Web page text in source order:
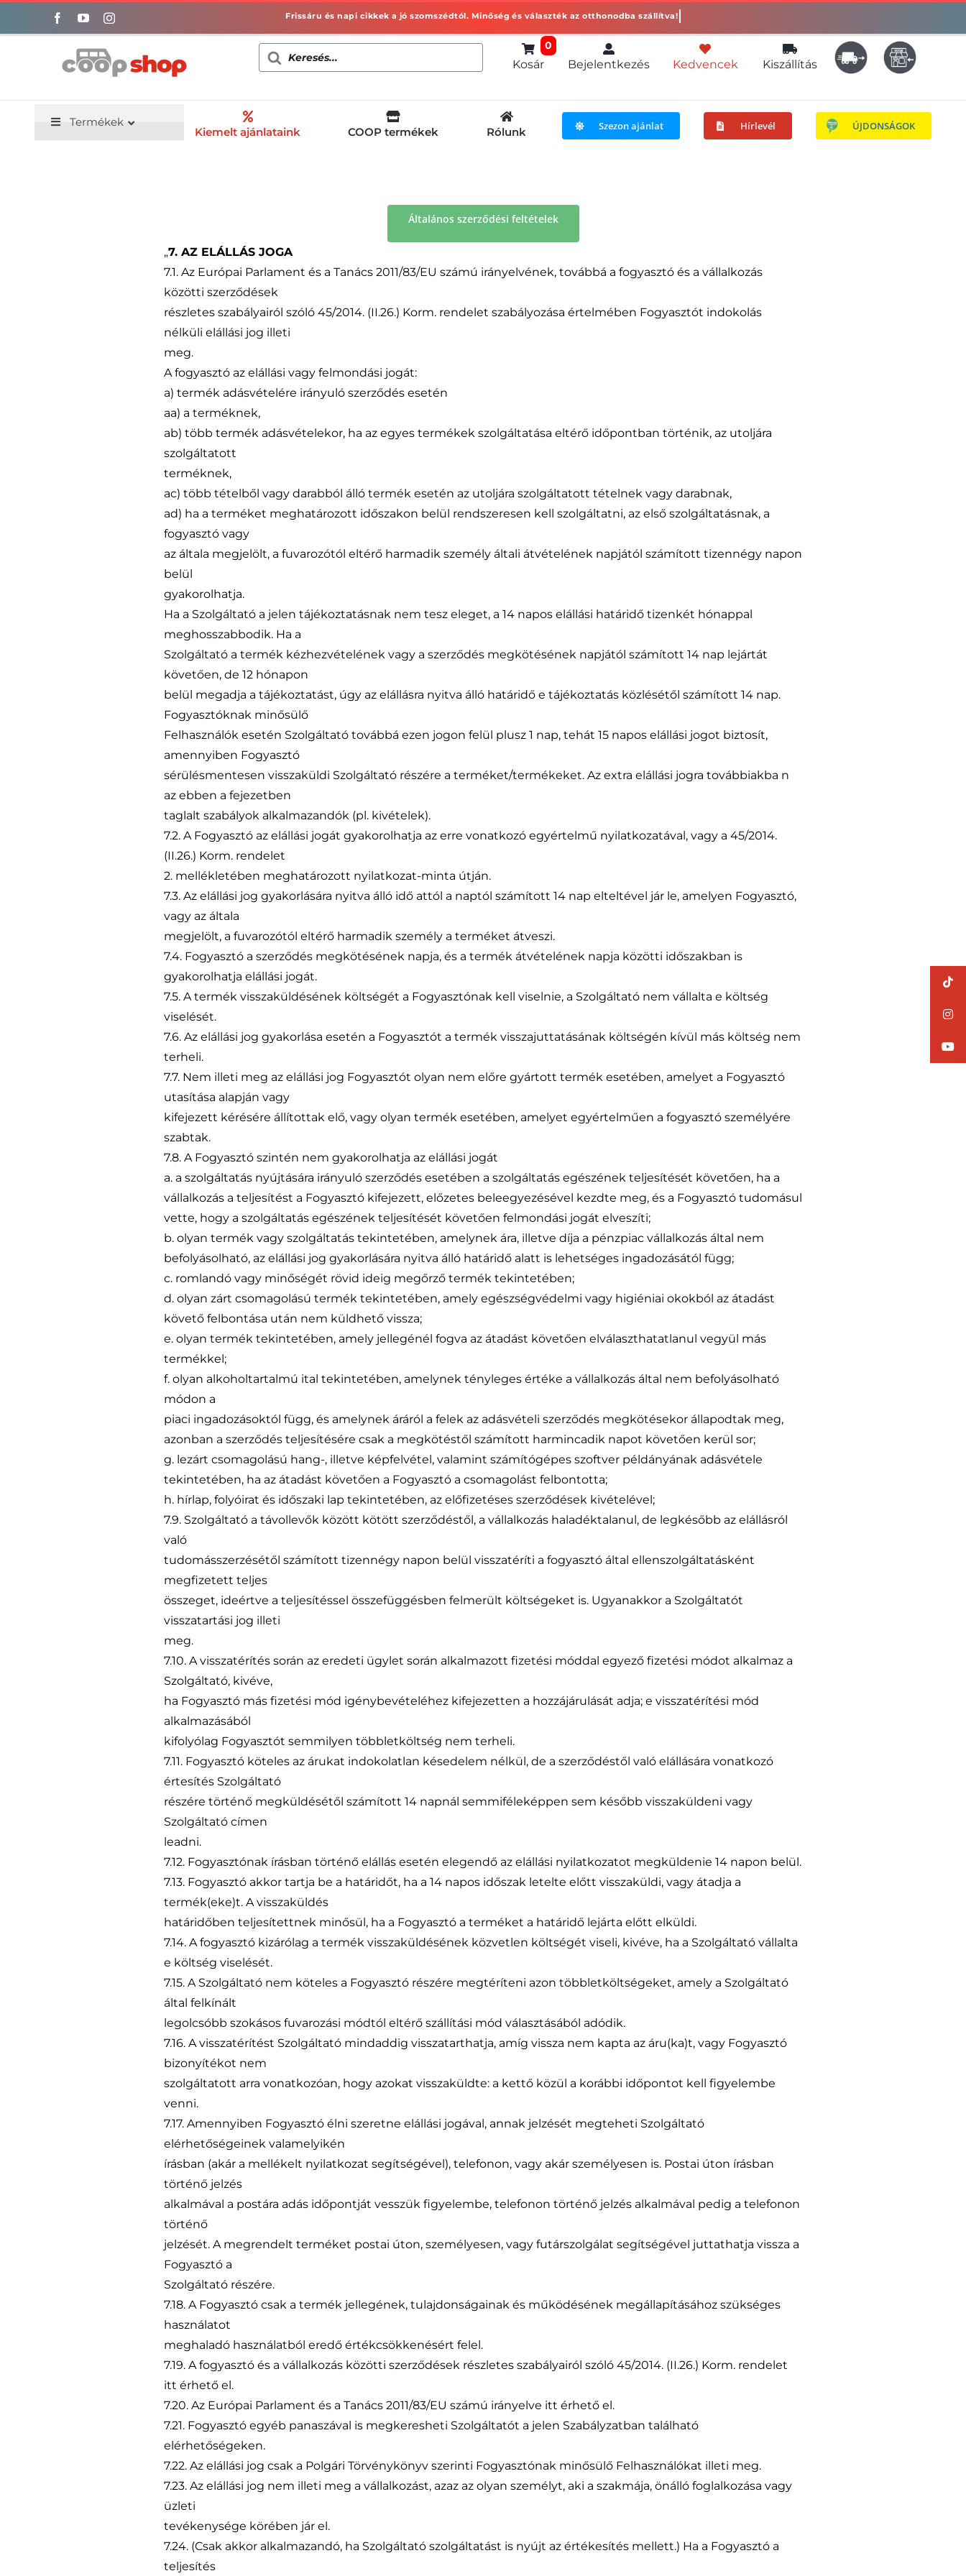
Products
search
Kosár
0
Bejelentkezés Kedvencek Kiszállítás
Termékek
Kiemelt ajánlataink COOP termékek Rólunk Szezon ajánlat Hírlevél ÚJDONSÁGOK
Általános szerződési feltételek
„7. AZ ELÁLLÁS JOGA
7.1. Az Európai Parlament és a Tanács 2011/83/EU számú irányelvének, továbbá a fogyasztó és a vállalkozás
közötti szerződések
részletes szabályairól szóló 45/2014. (II.26.) Korm. rendelet szabályozása értelmében Fogyasztót indokolás
nélküli elállási jog illeti
meg.
A fogyasztó az elállási vagy felmondási jogát:
a) termék adásvételére irányuló szerződés esetén
aa) a terméknek,
ab) több termék adásvételekor, ha az egyes termékek szolgáltatása eltérő időpontban történik, az utoljára
szolgáltatott
terméknek,
ac) több tételből vagy darabból álló termék esetén az utoljára szolgáltatott tételnek vagy darabnak,
ad) ha a terméket meghatározott időszakon belül rendszeresen kell szolgáltatni, az első szolgáltatásnak, a
fogyasztó vagy
az általa megjelölt, a fuvarozótól eltérő harmadik személy általi átvételének napjától számított tizennégy napon
belül
gyakorolhatja.
Ha a Szolgáltató a jelen tájékoztatásnak nem tesz eleget, a 14 napos elállási határidő tizenkét hónappal
meghosszabbodik. Ha a
Szolgáltató a termék kézhezvételének vagy a szerződés megkötésének napjától számított 14 nap lejártát
követően, de 12 hónapon
belül megadja a tájékoztatást, úgy az elállásra nyitva álló határidő e tájékoztatás közlésétől számított 14 nap.
Fogyasztóknak minősülő
Felhasználók esetén Szolgáltató továbbá ezen jogon felül plusz 1 nap, tehát 15 napos elállási jogot biztosít,
amennyiben Fogyasztó
sérülésmentesen visszaküldi Szolgáltató részére a terméket/termékeket. Az extra elállási jogra továbbiakba n
az ebben a fejezetben
taglalt szabályok alkalmazandók (pl. kivételek).
7.2. A Fogyasztó az elállási jogát gyakorolhatja az erre vonatkozó egyértelmű nyilatkozatával, vagy a 45/2014.
(II.26.) Korm. rendelet
2. mellékletében meghatározott nyilatkozat-minta útján.
7.3. Az elállási jog gyakorlására nyitva álló idő attól a naptól számított 14 nap elteltével jár le, amelyen Fogyasztó,
vagy az általa
megjelölt, a fuvarozótól eltérő harmadik személy a terméket átveszi.
7.4. Fogyasztó a szerződés megkötésének napja, és a termék átvételének napja közötti időszakban is
gyakorolhatja elállási jogát.
7.5. A termék visszaküldésének költségét a Fogyasztónak kell viselnie, a Szolgáltató nem vállalta e költség
viselését.
7.6. Az elállási jog gyakorlása esetén a Fogyasztót a termék visszajuttatásának költségén kívül más költség nem
terheli.
7.7. Nem illeti meg az elállási jog Fogyasztót olyan nem előre gyártott termék esetében, amelyet a Fogyasztó
utasítása alapján vagy
kifejezett kérésére állítottak elő, vagy olyan termék esetében, amelyet egyértelműen a fogyasztó személyére
szabtak.
7.8. A Fogyasztó szintén nem gyakorolhatja az elállási jogát
a. a szolgáltatás nyújtására irányuló szerződés esetében a szolgáltatás egészének teljesítését követően, ha a
vállalkozás a teljesítést a Fogyasztó kifejezett, előzetes beleegyezésével kezdte meg, és a Fogyasztó tudomásul
vette, hogy a szolgáltatás egészének teljesítését követően felmondási jogát elveszíti;
b. olyan termék vagy szolgáltatás tekintetében, amelynek ára, illetve díja a pénzpiac vállalkozás által nem
befolyásolható, az elállási jog gyakorlására nyitva álló határidő alatt is lehetséges ingadozásától függ;
c. romlandó vagy minőségét rövid ideig megőrző termék tekintetében;
d. olyan zárt csomagolású termék tekintetében, amely egészségvédelmi vagy higiéniai okokból az átadást
követő felbontása után nem küldhető vissza;
e. olyan termék tekintetében, amely jellegénél fogva az átadást követően elválaszthatatlanul vegyül más
termékkel;
f. olyan alkoholtartalmú ital tekintetében, amelynek tényleges értéke a vállalkozás által nem befolyásolható
módon a
piaci ingadozásoktól függ, és amelynek áráról a felek az adásvételi szerződés megkötésekor állapodtak meg,
azonban a szerződés teljesítésére csak a megkötéstől számított harmincadik napot követően kerül sor;
g. lezárt csomagolású hang-, illetve képfelvétel, valamint számítógépes szoftver példányának adásvétele
tekintetében, ha az átadást követően a Fogyasztó a csomagolást felbontotta;
h. hírlap, folyóirat és időszaki lap tekintetében, az előfizetéses szerződések kivételével;
7.9. Szolgáltató a távollevők között kötött szerződéstől, a vállalkozás haladéktalanul, de legkésőbb az elállásról
való
tudomásszerzésétől számított tizennégy napon belül visszatéríti a fogyasztó által ellenszolgáltatásként
megfizetett teljes
összeget, ideértve a teljesítéssel összefüggésben felmerült költségeket is. Ugyanakkor a Szolgáltatót
visszatartási jog illeti
meg.
7.10. A visszatérítés során az eredeti ügylet során alkalmazott fizetési móddal egyező fizetési módot alkalmaz a
Szolgáltató, kivéve,
ha Fogyasztó más fizetési mód igénybevételéhez kifejezetten a hozzájárulását adja; e visszatérítési mód
alkalmazásából
kifolyólag Fogyasztót semmilyen többletköltség nem terheli.
7.11. Fogyasztó köteles az árukat indokolatlan késedelem nélkül, de a szerződéstől való elállására vonatkozó
értesítés Szolgáltató
részére történő megküldésétől számított 14 napnál semmiféleképpen sem később visszaküldeni vagy
Szolgáltató címen
leadni.
7.12. Fogyasztónak írásban történő elállás esetén elegendő az elállási nyilatkozatot megküldenie 14 napon belül.
7.13. Fogyasztó akkor tartja be a határidőt, ha a 14 napos időszak letelte előtt visszaküldi, vagy átadja a
termék(eke)t. A visszaküldés
határidőben teljesítettnek minősül, ha a Fogyasztó a terméket a határidő lejárta előtt elküldi.
7.14. A fogyasztó kizárólag a termék visszaküldésének közvetlen költségét viseli, kivéve, ha a Szolgáltató vállalta
e költség viselését.
7.15. A Szolgáltató nem köteles a Fogyasztó részére megtéríteni azon többletköltségeket, amely a Szolgáltató
által felkínált
legolcsóbb szokásos fuvarozási módtól eltérő szállítási mód választásából adódik.
7.16. A visszatérítést Szolgáltató mindaddig visszatarthatja, amíg vissza nem kapta az áru(ka)t, vagy Fogyasztó
bizonyítékot nem
szolgáltatott arra vonatkozóan, hogy azokat visszaküldte: a kettő közül a korábbi időpontot kell figyelembe
venni.
7.17. Amennyiben Fogyasztó élni szeretne elállási jogával, annak jelzését megteheti Szolgáltató
elérhetőségeinek valamelyikén
írásban (akár a mellékelt nyilatkozat segítségével), telefonon, vagy akár személyesen is. Postai úton írásban
történő jelzés
alkalmával a postára adás időpontját vesszük figyelembe, telefonon történő jelzés alkalmával pedig a telefonon
történő
jelzését. A megrendelt terméket postai úton, személyesen, vagy futárszolgálat segítségével juttathatja vissza a
Fogyasztó a
Szolgáltató részére.
7.18. A Fogyasztó csak a termék jellegének, tulajdonságainak és működésének megállapításához szükséges
használatot
meghaladó használatból eredő értékcsökkenésért felel.
7.19. A fogyasztó és a vállalkozás közötti szerződések részletes szabályairól szóló 45/2014. (II.26.) Korm. rendelet
itt érhető el.
7.20. Az Európai Parlament és a Tanács 2011/83/EU számú irányelve itt érhető el.
7.21. Fogyasztó egyéb panaszával is megkeresheti Szolgáltatót a jelen Szabályzatban található
elérhetőségeken.
7.22. Az elállási jog csak a Polgári Törvénykönyv szerinti Fogyasztónak minősülő Felhasználókat illeti meg.
7.23. Az elállási jog nem illeti meg a vállalkozást, azaz az olyan személyt, aki a szakmája, önálló foglalkozása vagy
üzleti
tevékenysége körében jár el.
7.24. (Csak akkor alkalmazandó, ha Szolgáltató szolgáltatást is nyújt az értékesítés mellett.) Ha a Fogyasztó a
teljesítés